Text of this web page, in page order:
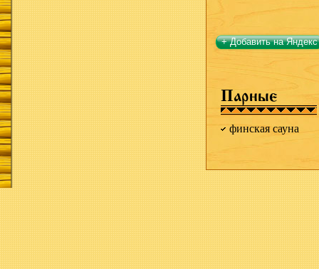
+ Добавить на Яндекс
Парные
финская сауна